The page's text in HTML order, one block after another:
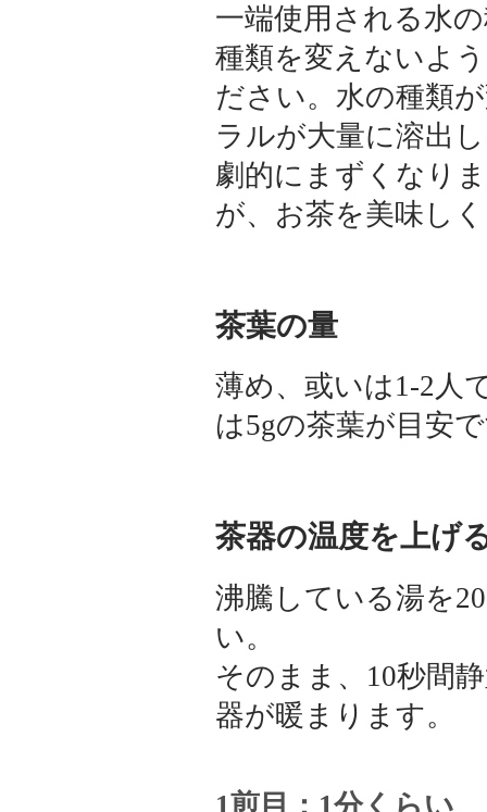
一端使用される水
種類を変えないよ
ださい。水の種類
ラルが大量に溶出
劇的にまずくなり
が、お茶を美味し
茶葉の量
薄め、或いは1-2人
は5gの茶葉が目安
茶器の温度を上げ
沸騰している湯を
い。
そのまま、10秒間
器が暖まります。
1煎目：1分くらい